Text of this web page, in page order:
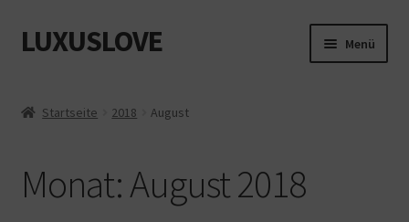
Zur
Navigation
Zum
Inhalt
LUXUSLOVE Menü
Datenschutz
Startseite 2018 August
Monat:August 2018